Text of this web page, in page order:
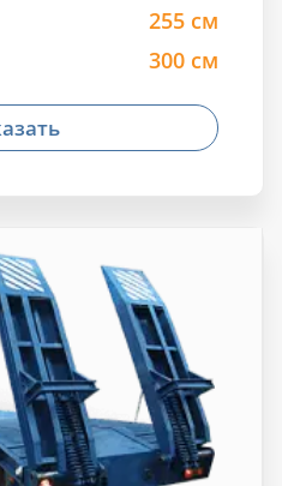
255 см
300 см